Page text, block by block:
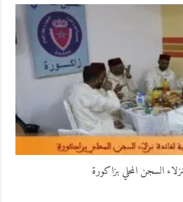
السجن المحلي بزاكورة